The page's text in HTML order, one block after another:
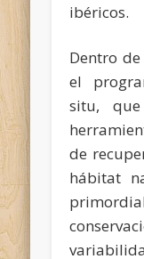
ibéricos.
Dentro
el
situ,
de
hábitat